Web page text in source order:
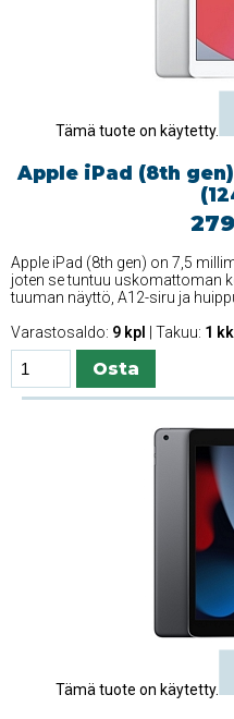
Tämä tuote on käytetty.
Apple iPad (8th
Apple iPad (8th gen) on 7,5
joten se tuntuu uskomattoman
tuuman näyttö, A12-siru ja
Varastosaldo: 9 kpl | Takuu: 1 kk
Tämä tuote on käytetty.